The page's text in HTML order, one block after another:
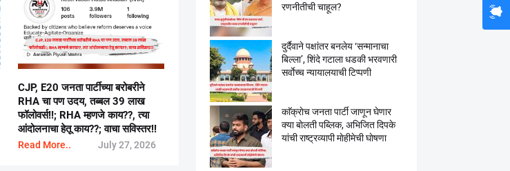
CJP, E20 जनता पार्टीच्या बरोबरीने
RHA चा पण उदय, तब्बल 39 लाख
फॉलोवर्स!!; RHA म्हणजे काय??, त्या
आंदोलनाचा हेतू काय??; वाचा सविस्तर!!
Read More.. July 27, 2026
रणनीतीची चाहूल?
दुर्दैवाने पक्षांतर बनलेय ‘सन्मानाचा
बिल्ला’, शिंदे गटाला धडकी भरवणारी
सर्वाेच्च न्यायालयाची टिप्पणी
काॅक्राेच जनता पार्टी जाणून घेणार
क्या बाेलती पब्लिक, अभिजित दिपके
यांची राष्ट्रव्यापी माेहीमेची घाेषणा